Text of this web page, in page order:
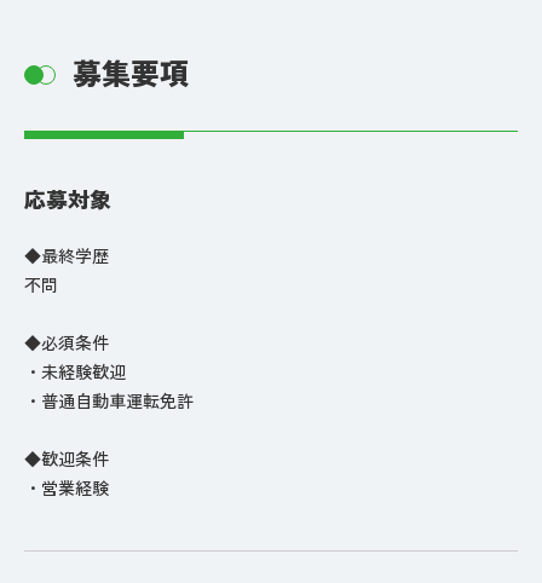
募集要項
応募対象
◆最終学歴
不問
◆必須条件
・未経験歓迎
・普通自動車運転免許
◆歓迎条件
・営業経験